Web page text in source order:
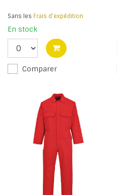
Sans les Frais d'expédition
En stock
Comparer